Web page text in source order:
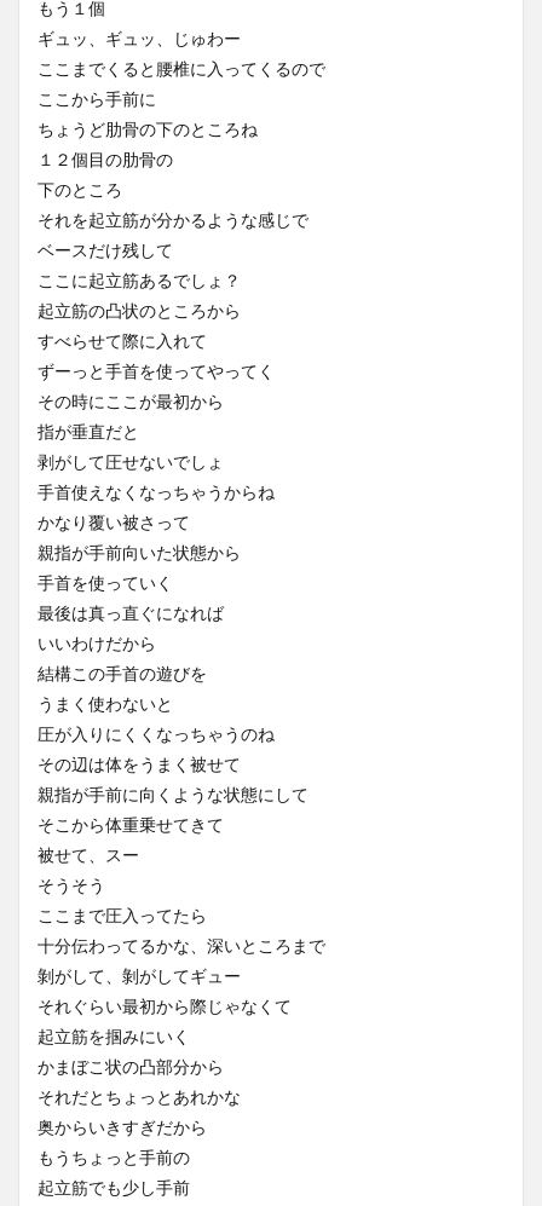
もう１個
ギュッ、ギュッ、じゅわー
ここまでくると腰椎に入ってくるので
ここから手前に
ちょうど肋骨の下のところね
１２個目の肋骨の
下のところ
それを起立筋が分かるような感じで
ベースだけ残して
ここに起立筋あるでしょ？
起立筋の凸状のところから
すべらせて際に入れて
ずーっと手首を使ってやってく
その時にここが最初から
指が垂直だと
剥がして圧せないでしょ
手首使えなくなっちゃうからね
かなり覆い被さって
親指が手前向いた状態から
手首を使っていく
最後は真っ直ぐになれば
いいわけだから
結構この手首の遊びを
うまく使わないと
圧が入りにくくなっちゃうのね
その辺は体をうまく被せて
親指が手前に向くような状態にして
そこから体重乗せてきて
被せて、スー
そうそう
ここまで圧入ってたら
十分伝わってるかな、深いところまで
剝がして、剝がしてギュー
それぐらい最初から際じゃなくて
起立筋を掴みにいく
かまぼこ状の凸部分から
それだとちょっとあれかな
奥からいきすぎだから
もうちょっと手前の
起立筋でも少し手前